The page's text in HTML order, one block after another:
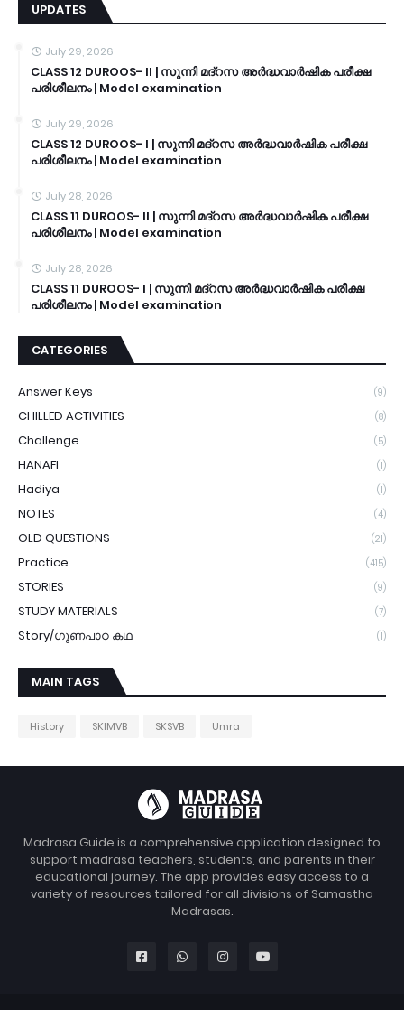
UPDATES
July 29, 2026
CLASS 12 DUROOS- II | സുന്നി മദ്റസ അർദ്ധവാർഷിക പരീക്ഷ
പരിശീലനം | Model examination
July 29, 2026
CLASS 12 DUROOS- I | സുന്നി മദ്റസ അർദ്ധവാർഷിക പരീക്ഷ
പരിശീലനം | Model examination
July 28, 2026
CLASS 11 DUROOS- II | സുന്നി മദ്റസ അർദ്ധവാർഷിക പരീക്ഷ
പരിശീലനം | Model examination
July 28, 2026
CLASS 11 DUROOS- I | സുന്നി മദ്റസ അർദ്ധവാർഷിക പരീക്ഷ
പരിശീലനം | Model examination
CATEGORIES
Answer Keys (9)
CHILLED ACTIVITIES (8)
Challenge (5)
HANAFI (1)
Hadiya (1)
NOTES (4)
OLD QUESTIONS (21)
Practice (415)
STORIES (9)
STUDY MATERIALS (7)
Story/ഗുണപാഠ കഥ (1)
MAIN TAGS
History SKIMVB SKSVB Umra
Madrasa Guide is a comprehensive application designed to
support madrasa teachers, students, and parents in their
educational journey. The app provides easy access to a
variety of resources tailored for all divisions of Samastha
Madrasas.